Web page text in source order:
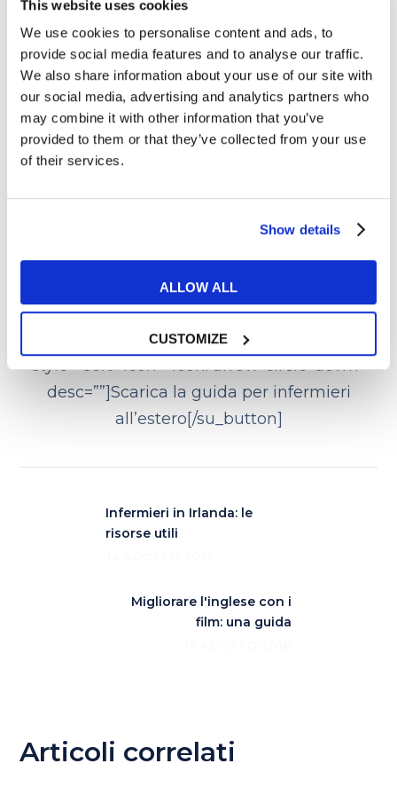
This website uses cookies
We use cookies to personalise content and ads, to
provide social media features and to analyse our traffic.
We also share information about your use of our site with
our social media, advertising and analytics partners who
may combine it with other information that you’ve
provided to them or that they’ve collected from your use
of their services.
Show details
ALLOW ALL
CUSTOMIZE
Se sia o no la strada giusta per il mio futuro
non lo so; sto vivendo la mia esperienza tra
alti e bassi, giorno per giorno. Fra 5-10 anni
mi vedo ancora infermiera e spero di
trovarmi bene qui in Irlanda altrimenti sono
[su_button
url=”https://www.myes.school/guida-
definitiva-per-infermieri-all-estero/”
style=”soft” icon=”icon: arrow-circle-down”
desc=””]Scarica la guida per infermieri
all’estero[/su_button]
Infermieri in Irlanda: le
risorse utili
Migliorare l'inglese con i
film: una guida
Articoli correlati